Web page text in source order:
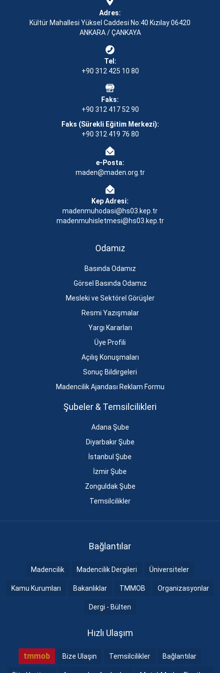
Adres:
Kültür Mahallesi Yüksel Caddesi No:40 Kızılay 06420
ANKARA / ÇANKAYA
Tel:
+90 312 425 10 80
Faks:
+90 312 417 52 90
Faks (Sürekli Eğitim Merkezi):
+90 312 419 76 80
e-Posta:
maden@maden.org.tr
Kep Adresi:
madenmuhodasi@hs03.kep.tr
madenmuhisletmesi@hs03.kep.tr
Odamız
Basında Odamız
Görsel Basında Odamız
Mesleki ve Sektörel Görüşler
Resmi Yazışmalar
Yargı Kararları
Üye Profili
Açılış Konuşmaları
Sonuç Bildirgeleri
Madencilik Ajandası Reklam Formu
Şubeler & Temsilcilikleri
Adana Şube
Diyarbakır Şube
İstanbul Şube
İzmir Şube
Zonguldak Şube
Temsilcilikler
Bağlantılar
Madencilik Madencilik Dergileri Üniversiteler
Kamu Kurumları Bakanlıklar TMMOB Organizasyonlar
Dergi - Bülten
Hızlı Ulaşım
tmmob Bize Ulaşın Temsilcilikler Bağlantılar